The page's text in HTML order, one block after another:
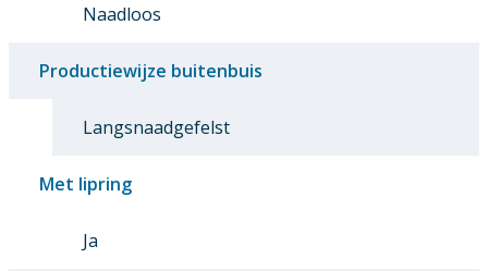
Naadloos
Productiewijze buitenbuis
Langsnaadgefelst
Met lipring
Ja